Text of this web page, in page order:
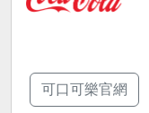
可口可樂官網